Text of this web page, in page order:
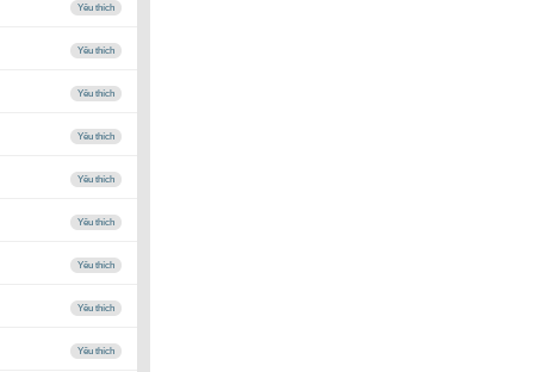
Yêu thích
Yêu thích
Yêu thích
Yêu thích
Yêu thích
Yêu thích
Yêu thích
Yêu thích
Yêu thích